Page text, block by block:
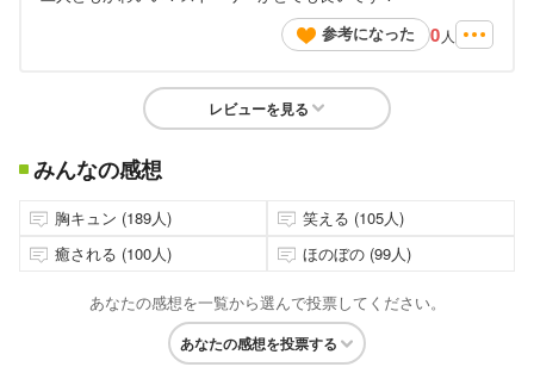
参考になった
0 人
レビューを見る
みんなの感想
胸キュン (189人)
笑える (105人)
癒される (100人)
ほのぼの (99人)
あなたの感想を一覧から選んで投票してください。
あなたの感想を投票する